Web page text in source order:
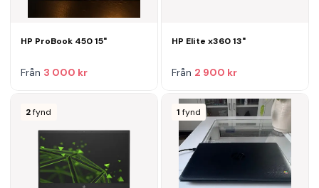
HP ProBook 450 15"
Från 3 000 kr
HP Elite x360 13"
Från 2 900 kr
2 fynd 1 fynd